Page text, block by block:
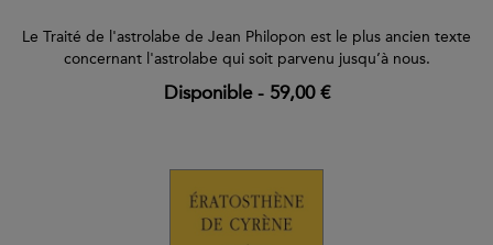
Le Traité de l'astrolabe de Jean Philopon est le plus ancien texte
concernant l'astrolabe qui soit parvenu jusqu’à nous.
Disponible- 59,00 €